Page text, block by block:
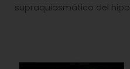
supraquiasmático del